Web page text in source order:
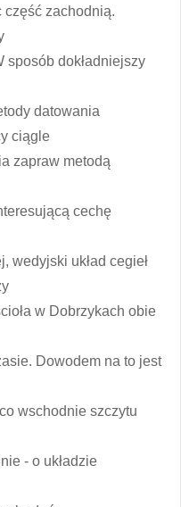
zachodnią.
sposób dokładniejszy
datowania
ciągle
zapraw metodą
cechę
wedyjski układ cegieł
w Dobrzykach obie
Dowodem na to jest
wschodnie szczytu
- o układzie